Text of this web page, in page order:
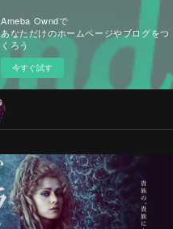
Ameba Owndで
あなただけのホームページやブログをつ
くろう
今すぐ試す